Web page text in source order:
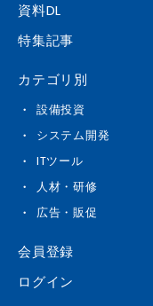
資料DL
特集記事
カテゴリ別
設備投資
システム開発
ITツール
人材・研修
広告・販促
会員登録
ログイン